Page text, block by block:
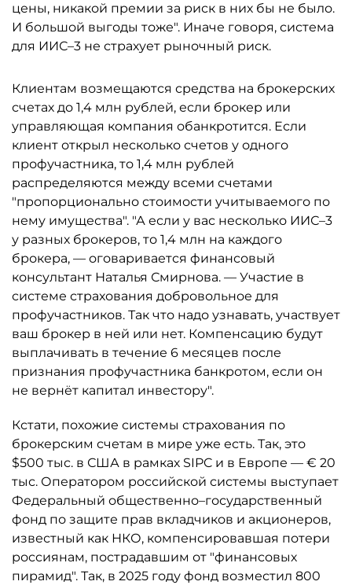
цены, никакой премии за риск в них бы не было.
И большой выгоды тоже". Иначе говоря, система
для ИИС–3 не страхует рыночный риск.
Клиентам возмещаются средства на брокерских
счетах до 1,4 млн рублей, если брокер или
управляющая компания обанкротится. Если
клиент открыл несколько счетов у одного
профучастника, то 1,4 млн рублей
распределяются между всеми счетами
"пропорционально стоимости учитываемого по
нему имущества". "А если у вас несколько ИИС–3
у разных брокеров, то 1,4 млн на каждого
брокера, — оговаривается финансовый
консультант Наталья Смирнова. — Участие в
системе страхования добровольное для
профучастников. Так что надо узнавать, участвует
ваш брокер в ней или нет. Компенсацию будут
выплачивать в течение 6 месяцев после
признания профучастника банкротом, если он
не вернёт капитал инвестору".
Кстати, похожие системы страхования по
брокерским счетам в мире уже есть. Так, это
$500 тыс. в США в рамках SIPC и в Европе — € 20
тыс. Оператором российской системы выступает
Федеральный общественно–государственный
фонд по защите прав вкладчиков и акционеров,
известный как НКО, компенсировавшая потери
россиянам, пострадавшим от "финансовых
пирамид". Так, в 2025 году фонд возместил 800